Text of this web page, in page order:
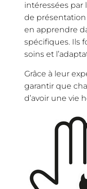
intéressées par
de
en apprendre
spécifiques. Ils
soins et
Grâce à leur
garantir que
d’avoir une vie